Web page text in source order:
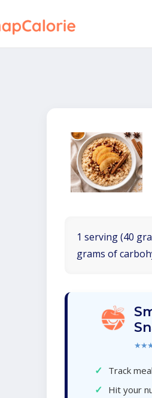
1 serving (40
grams of
✓ Track
✓ Hit your